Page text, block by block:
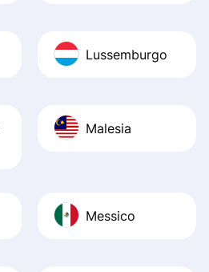
Lussemburgo
Malesia
Messico